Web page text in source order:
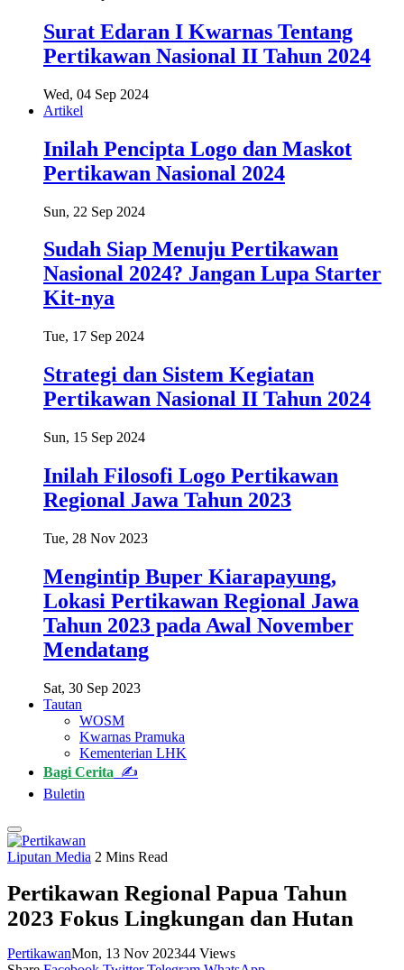
Surat Edaran I Kwarnas Tentang
Pertikawan Nasional II Tahun 2024
Wed, 04 Sep 2024
Artikel
Inilah Pencipta Logo dan Maskot
Pertikawan Nasional 2024
Sun, 22 Sep 2024
Sudah Siap Menuju Pertikawan
Nasional 2024? Jangan Lupa Starter
Kit-nya
Tue, 17 Sep 2024
Strategi dan Sistem Kegiatan
Pertikawan Nasional II Tahun 2024
Sun, 15 Sep 2024
Inilah Filosofi Logo Pertikawan
Regional Jawa Tahun 2023
Tue, 28 Nov 2023
Mengintip Buper Kiarapayung,
Lokasi Pertikawan Regional Jawa
Tahun 2023 pada Awal November
Mendatang
Sat, 30 Sep 2023
Tautan
WOSM
Kwarnas Pramuka
Kementerian LHK
Bagi Cerita ✍
Buletin
Liputan Media 2 Mins Read
Pertikawan Regional Papua Tahun
2023 Fokus Lingkungan dan Hutan
PertikawanMon, 13 Nov 202344 Views